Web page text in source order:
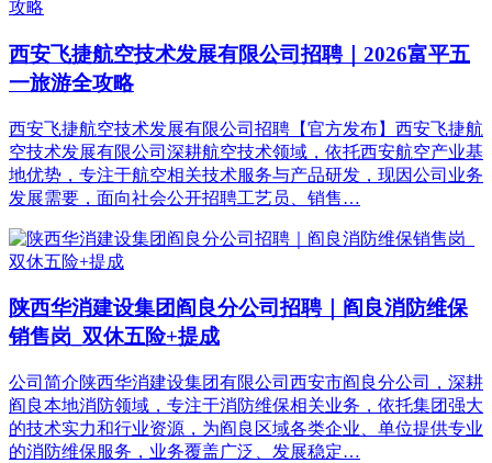
西安飞捷航空技术发展有限公司招聘｜2026富平五
一旅游全攻略
西安飞捷航空技术发展有限公司招聘【官方发布】西安飞捷航
空技术发展有限公司深耕航空技术领域，依托西安航空产业基
地优势，专注于航空相关技术服务与产品研发，现因公司业务
发展需要，面向社会公开招聘工艺员、销售…
陕西华消建设集团阎良分公司招聘｜阎良消防维保
销售岗_双休五险+提成
公司简介陕西华消建设集团有限公司西安市阎良分公司，深耕
阎良本地消防领域，专注于消防维保相关业务，依托集团强大
的技术实力和行业资源，为阎良区域各类企业、单位提供专业
的消防维保服务，业务覆盖广泛、发展稳定…